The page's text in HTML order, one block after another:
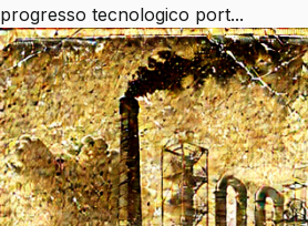
progresso tecnologico port...